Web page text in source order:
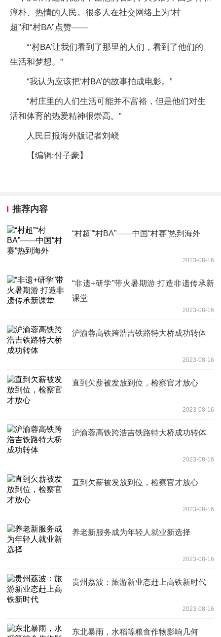
淳朴、热情的人民。很多人在社交网络上为“村
超”和“村BA”点赞——
“‘村BA’让我们看到了那里的人们，看到了他们的
生活和梦想。”
“我认为应该把‘村BA’的故事拍成电影。”
“村庄里的人们生活可能并不富裕，但是他们对生
活和体育的热爱精神很崇高。”
人民日报海外版记者刘峣
【编辑:付子豪】
推荐内容
“村超”“村BA”——中国“村赛”热到海外
2023-08-16
“非遗+研学”带火暑期游 打造非遗传承新
课堂
2023-08-16
沪渝蓉高铁跨浩吉铁路特大桥成功转体
2023-08-16
直到欠薪被发放到位，检察官才放心
2023-08-16
沪渝蓉高铁跨浩吉铁路特大桥成功转体
2023-08-16
直到欠薪被发放到位，检察官才放心
2023-08-16
养老新服务成为年轻人就业新选择
2023-08-16
贵州荔波：旅游新业态赶上高铁新时代
2023-08-16
东北暴雨，水稻等粮食作物影响几何